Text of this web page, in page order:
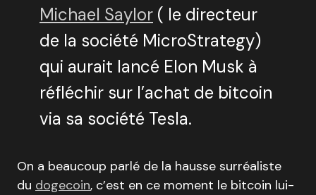
Michael Saylor ( le directeur
de la société MicroStrategy)
qui aurait lancé Elon Musk à
réfléchir sur l’achat de bitcoin
via sa société Tesla.
On a beaucoup parlé de la hausse surréaliste
du dogecoin, c’est en ce moment le bitcoin lui-